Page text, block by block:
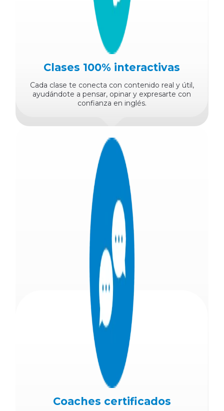
Clases 100% interactivas
Cada clase te conecta con contenido real y útil,
ayudándote a pensar, opinar y expresarte con
confianza en inglés.
Coaches certificados